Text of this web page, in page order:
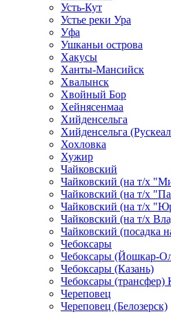
Усть-Кут
Устье реки Ура
Уфа
Ушканьи острова
Хакусы
Ханты-Мансийск
Хвалынск
Хвойный Бор
Хейнясенмаа
Хийденсельга
Хийденсельга
Хохловка
Хужир
Чайковский
Чайковский (на т/х
Чайковский (на т/х
Чайковский (на т/х
Чайковский (на т/х
Чайковский (посадка
Чебоксары
Чебоксары (Йошкар-
Чебоксары (Казань)
Чебоксары (трансфер)
Череповец
Череповец (Белозерск)